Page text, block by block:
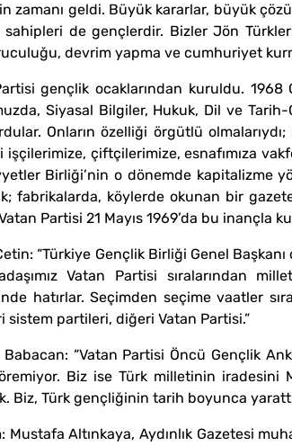
zamanı geldi. Büyük kararlar, büyük
de gençlerdir. Bizler Jön
devrim yapma ve cumhuriyet
gençlik ocaklarından kuruldu. 1968
Siyasal Bilgiler, Hukuk, Dil ve
Onların özelliği örgütlü
işçilerimize, çiftçilerimize, esnafımıza
Birliği’nin o dönemde kapitalizme
fabrikalarda, köylerde okunan bir
Partisi 21 Mayıs 1969’da bu inançla
“Türkiye Gençlik Birliği Genel
Vatan Partisi sıralarından
hatırlar. Seçimden seçime vaatler
sistem partileri, diğeri Vatan Partisi.”
“Vatan Partisi Öncü Gençlik
Biz ise Türk milletinin iradesini
Biz, Türk gençliğinin tarih boyunca
Mustafa Altınkaya, Aydınlık Gazetesi